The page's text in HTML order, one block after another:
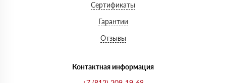
Сертификаты
Гарантии
Отзывы
Контактная информация